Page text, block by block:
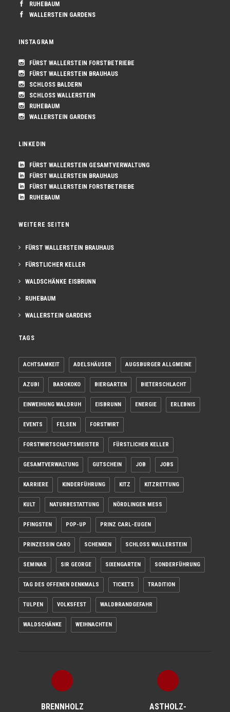
RUHEBAUM
WALLERSTEIN GARDENS
INSTAGRAM
FÜRST WALLERSTEIN FORSTBETRIEBE
FÜRST WALLERSTEIN BRAUHAUS
SCHLOSS BALDERN
SCHLOSS WALLERSTEIN
RUHEBAUM
WALLERSTEIN GARDENS
LINKEDIN
FÜRST WALLERSTEIN GESAMTVERWALTUNG
FÜRST WALLERSTEIN BRAUHAUS
FÜRST WALLERSTEIN FORSTBETRIEBE
RUHEBAUM
WEITERE SEITEN
FÜRST WALLERSTEIN BRAUHAUS
FÜRSTLICHER KELLER
WALDSCHÄNKE EISBRUNN
RUHEBAUM
WALLERSTEIN GARDENS
TAGS
ACHTSAMKEIT ADELSHÄUSER AUGSBURGER ALLGMEINE
AZUBI BAROKOKO BIERGARTEN BIETERSCHLACHT
EINWEIHUNG WALDRUH EISBRUNN ENERGIE ERLEBNIS
EVENTS FELSEN FORSTWIRT
FORSTWIRTSCHAFTSMEISTER FÜRSTLICHER KELLER
GESAMTVERWALTUNG GUTSCHEIN JOB JOBS
KARRIERE KINDERFÜHRUNG KITZ KITZRETTUNG
KULT NATURBESTATTUNG NÖRDLINGER MESS
PFINGSTEN POP-UP PRINZ CARL-EUGEN
PRINZESSIN CARO SCHENKEN SCHLOSS WALLERSTEIN
SEMINAR SIR GEORGE SIXENGARTEN SONDERFÜHRUNG
TAG DES OFFENEN DENKMALS TICKETS TRADITION
TULPEN VOLKSFEST WALDBRANDGEFAHR
WALDSCHÄNKE WEIHNACHTEN
BRENNHOLZ ASTHOLZ­